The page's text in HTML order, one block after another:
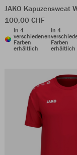
JAKO Kapuzensweat
100,00 CHF
In 4
verschiedenen
Farben
erhältlich
In 4
Farben
erhältlich